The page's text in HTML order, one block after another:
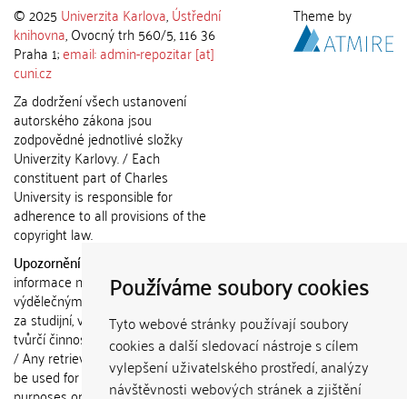
Používáme soubory cookies
Tyto webové stránky používají soubory
cookies a další sledovací nástroje s cílem
vylepšení uživatelského prostředí, analýzy
návštěvnosti webových stránek a zjištění
© 2025 Univerzita Karlova,Ústřední
knihovna, Ovocný trh 560/5, 116 36
Praha 1;email: admin-repozitar [at]
cuni.cz
Za dodržení všech ustanovení
autorského zákona jsou
zodpovědné jednotlivé složky
Univerzity Karlovy. / Each
constituent part of Charles
University is responsible for
adherence to all provisions of the
copyright law.
Upozornění / Notice:
informace nemohou být použity k
výdělečným účelům nebo vydávány
za studijní, vědeckou nebo jinou
tvůrčí činnost jiné osoby než autora.
/ Any retrieved information shall not
be used for any commercial
Theme by